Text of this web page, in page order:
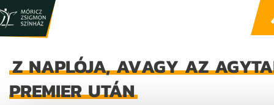
Z NAPLÓJA, AVAGY AZ
PREMIER UTÁN